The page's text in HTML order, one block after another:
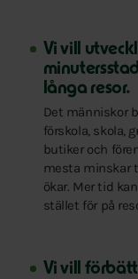
Vi vill
långa resor.
Det människor
förskola, skola,
butiker och
mesta minskar
ökar. Mer tid
stället för på
Vi vill